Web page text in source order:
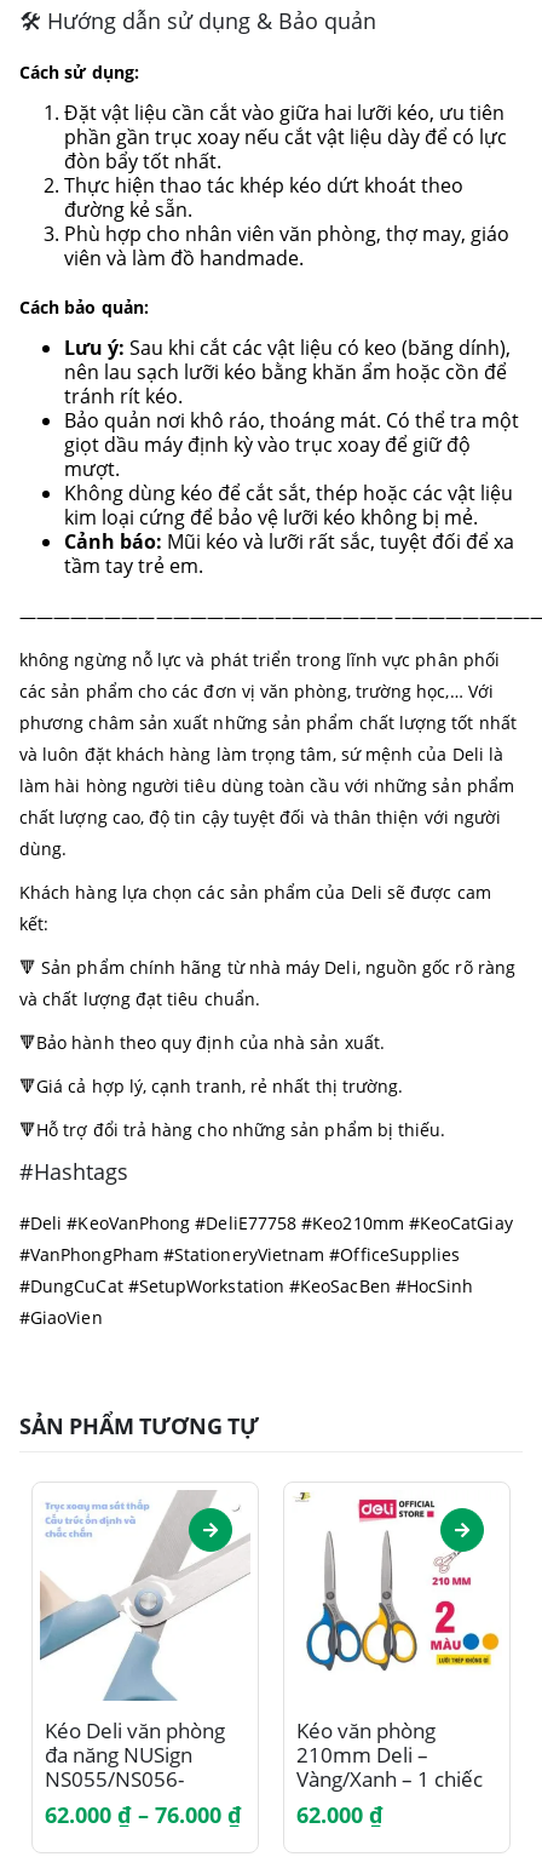
🛠 Hướng dẫn sử dụng & Bảo quản
Cách sử dụng:
Đặt vật liệu cần cắt vào giữa hai lưỡi kéo, ưu tiên
phần gần trục xoay nếu cắt vật liệu dày để có lực
đòn bẩy tốt nhất.
Thực hiện thao tác khép kéo dứt khoát theo
đường kẻ sẵn.
Phù hợp cho nhân viên văn phòng, thợ may, giáo
viên và làm đồ handmade.
Cách bảo quản:
Lưu ý: Sau khi cắt các vật liệu có keo (băng dính),
nên lau sạch lưỡi kéo bằng khăn ẩm hoặc cồn để
tránh rít kéo.
Bảo quản nơi khô ráo, thoáng mát. Có thể tra một
giọt dầu máy định kỳ vào trục xoay để giữ độ
mượt.
Không dùng kéo để cắt sắt, thép hoặc các vật liệu
kim loại cứng để bảo vệ lưỡi kéo không bị mẻ.
Cảnh báo: Mũi kéo và lưỡi rất sắc, tuyệt đối để xa
tầm tay trẻ em.
không ngừng nỗ lực và phát triển trong lĩnh vực phân phối
các sản phẩm cho các đơn vị văn phòng, trường học,… Với
phương châm sản xuất những sản phẩm chất lượng tốt nhất
và luôn đặt khách hàng làm trọng tâm, sứ mệnh của Deli là
làm hài hòng người tiêu dùng toàn cầu với những sản phẩm
chất lượng cao, độ tin cậy tuyệt đối và thân thiện với người
dùng.
Khách hàng lựa chọn các sản phẩm của Deli sẽ được cam
kết:
🔻 Sản phẩm chính hãng từ nhà máy Deli, nguồn gốc rõ ràng
và chất lượng đạt tiêu chuẩn.
🔻Bảo hành theo quy định của nhà sản xuất.
🔻Giá cả hợp lý, cạnh tranh, rẻ nhất thị trường.
🔻Hỗ trợ đổi trả hàng cho những sản phẩm bị thiếu.
#Hashtags
#Deli #KeoVanPhong #DeliE77758 #Keo210mm #KeoCatGiay
#VanPhongPham #StationeryVietnam #OfficeSupplies
#DungCuCat #SetupWorkstation #KeoSacBen #HocSinh
#GiaoVien
SẢN PHẨM TƯƠNG TỰ
Kéo Deli văn phòng
đa năng NUSign
NS055/NS056-
155mm/180mm
62.000 ₫ – 76.000 ₫Khoảng
từ
Kéo văn phòng
210mm Deli –
Vàng/Xanh – 1 chiếc
– E77760
62.000 ₫